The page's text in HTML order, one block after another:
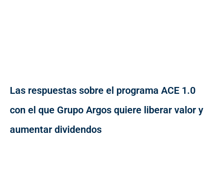
Las respuestas sobre el programa ACE 1.0
con el que Grupo Argos quiere liberar valor y
aumentar dividendos